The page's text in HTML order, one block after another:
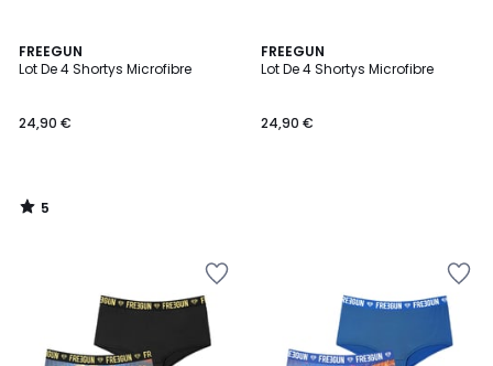
FREEGUN
Lot De 4 Shortys Microfibre
24,90 €
5
/
5
/
FREEGUN
Lot De 4 Shortys Microfibre
24,90 €